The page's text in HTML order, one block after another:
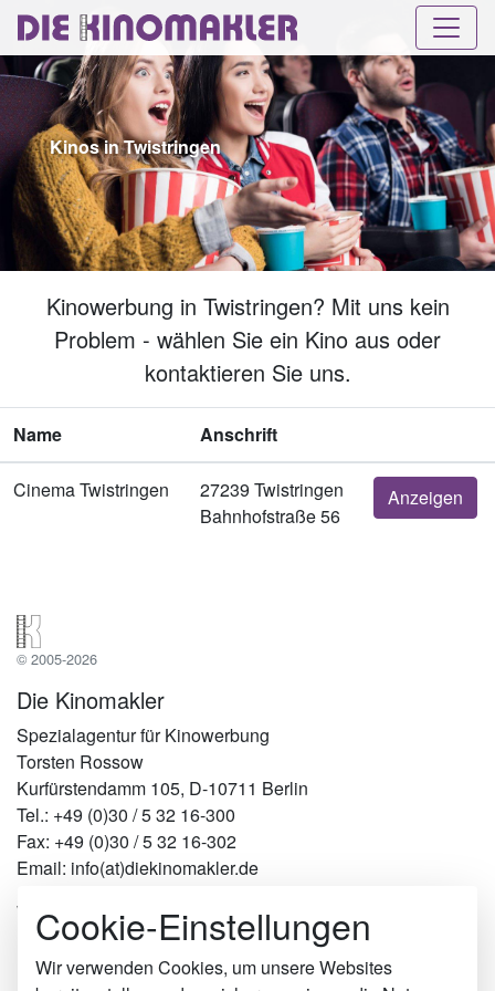
Kinos in Twistringen
Kinowerbung in Twistringen? Mit uns kein
Problem - wählen Sie ein Kino aus oder
kontaktieren Sie uns.
Name Anschrift
Cinema Twistringen
27239 Twistringen
Bahnhofstraße 56
Anzeigen
© 2005-2026
Die Kinomakler
Spezialagentur für Kinowerbung
Torsten Rossow
Kurfürstendamm 105, D-10711 Berlin
Tel.: +49 (0)30 / 5 32 16-300
Fax: +49 (0)30 / 5 32 16-302
Email: info(at)diekinomakler.de
Werben in Städten
Berlin
Hamburg
Cookie-Einstellungen
Wir verwenden Cookies, um unsere Websites